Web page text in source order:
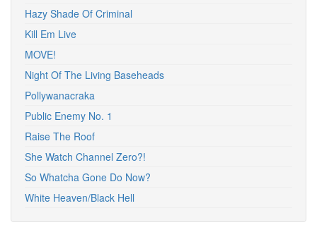
Hazy Shade Of Criminal
Kill Em Live
MOVE!
Night Of The Living Baseheads
Pollywanacraka
Public Enemy No. 1
Raise The Roof
She Watch Channel Zero?!
So Whatcha Gone Do Now?
White Heaven/Black Hell